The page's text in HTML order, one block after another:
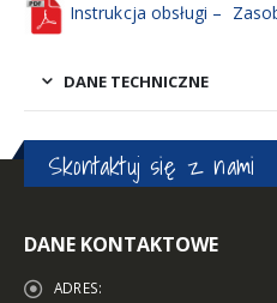
Instrukcja obsługi –
DANE TECHNICZNE
Skontaktuj się z nami
DANE KONTAKTOWE
ADRES: